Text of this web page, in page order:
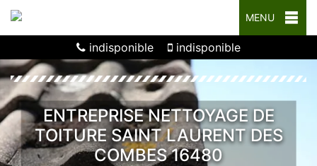
MENU
indisponible indisponible
ENTREPRISE NETTOYAGE DE
TOITURE SAINT LAURENT DES
COMBES 16480